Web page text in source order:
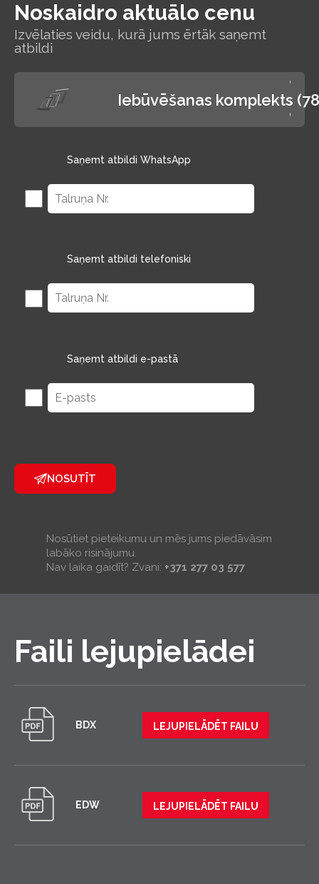
Noskaidro aktuālo cenu
Izvēlaties veidu, kurā jums ērtāk saņemt
atbildi
Iebūvēšanas komplekts
Saņemt atbildi WhatsApp
Saņemt atbildi telefoniski
Saņemt atbildi e-pastā
NOSUTĪT
Nosūtiet pieteikumu un mēs jums piedāvāsim
labāko risinājumu.
Nav laika gaidīt? Zvani: +371 277 03 577
Faili lejupielādei
BDX LEJUPIELĀDĒT FAILU
EDW LEJUPIELĀDĒT FAILU